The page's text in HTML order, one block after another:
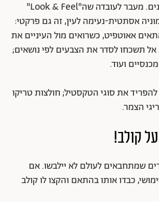
צבעים ודרגות גוונים. מעבר לעובדה שה"Look & Feel"
אסתטית-נעימה לעין, זה גם פרקטי:
אאוטפיט, כשרואים מול העיניים את
אל תשכחו לסדר את הצבעים לפי נושאים;
ועוד.
להפריד את סוגי הטקסטיל; חולצות טריקו
הצמר.
שמתחבאים לעולם לא יילבשו. אם
כבדו אותו בהתאם והקצו לו קולב